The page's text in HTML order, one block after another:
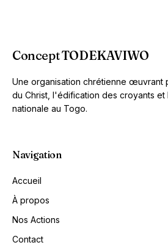
Concept TODEKAVIWO
Une organisation chrétienne œuvrant
du Christ, l'édification des croyants et
nationale au Togo.
Navigation
Accueil
À propos
Nos Actions
Contact